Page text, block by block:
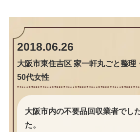
2018.06.26
大阪市東住吉区 家一軒丸ごと整理
50代女性
大阪市内の不要品回収業者でし
た。